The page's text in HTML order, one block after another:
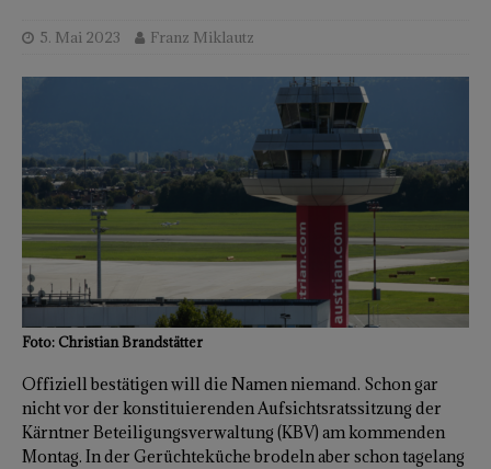
5. Mai 2023 Franz Miklautz
Foto: Christian Brandstätter
Offiziell bestätigen will die Namen niemand. Schon gar
nicht vor der konstituierenden Aufsichtsratssitzung der
Kärntner Beteiligungsverwaltung (KBV) am kommenden
Montag. In der Gerüchteküche brodeln aber schon tagelang